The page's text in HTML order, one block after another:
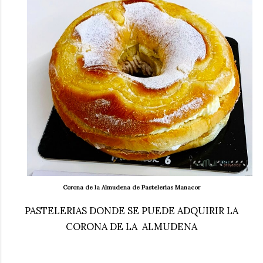
Corona de la Almudena de Pastelerías Manacor
PASTELERIAS DONDE SE PUEDE ADQUIRIR LA
CORONA DE LA ALMUDENA